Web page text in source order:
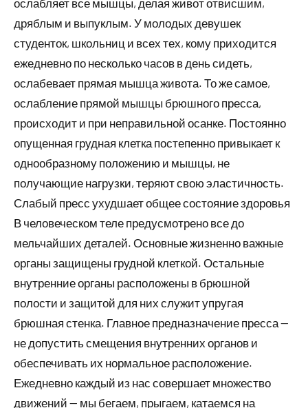
ослабляет все мышцы, делая живот отвисшим,
дряблым и выпуклым. У молодых девушек
студенток, школьниц и всех тех, кому приходится
ежедневно по несколько часов в день сидеть,
ослабевает прямая мышца живота. То же самое,
ослабление прямой мышцы брюшного пресса,
происходит и при неправильной осанке. Постоянно
опущенная грудная клетка постепенно привыкает к
однообразному положению и мышцы, не
получающие нагрузки, теряют свою эластичность.
Слабый пресс ухудшает общее состояние здоровья
В человеческом теле предусмотрено все до
мельчайших деталей. Основные жизненно важные
органы защищены грудной клеткой. Остальные
внутренние органы расположены в брюшной
полости и защитой для них служит упругая
брюшная стенка. Главное предназначение пресса —
не допустить смещения внутренних органов и
обеспечивать их нормальное расположение.
Ежедневно каждый из нас совершает множество
движений — мы бегаем, прыгаем, катаемся на